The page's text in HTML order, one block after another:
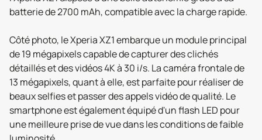
batterie de 2700 mAh, compatible avec la charge rapide.
Côté photo, le Xperia XZ1 embarque un module principal
de 19 mégapixels capable de capturer des clichés
détaillés et des vidéos 4K à 30 i/s. La caméra frontale de
13 mégapixels, quant à elle, est parfaite pour réaliser de
beaux selfies et passer des appels vidéo de qualité. Le
smartphone est également équipé d'un flash LED pour
une meilleure prise de vue dans les conditions de faible